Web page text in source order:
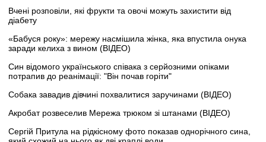
Вчені розповіли, які фрукти та овочі можуть захистити від
діабету
«Бабуся року»: мережу насмішила жінка, яка впустила онука
заради келиха з вином (ВІДЕО)
Син відомого українського співака з серйозними опіками
потрапив до реанімації: "Він почав горіти"
Собака завадив дівчині похвалитися заручинами (ВІДЕО)
Акробат розвеселив Мережа трюком зі штанами (ВІДЕО)
Сергій Притула на рідкісному фото показав однорічного сина,